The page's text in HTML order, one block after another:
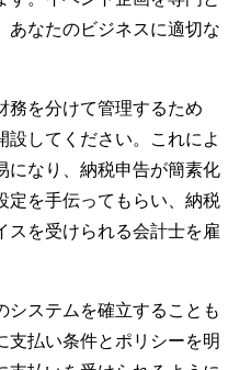
あなたのビジネスに適切な
務を分けて管理するため
設してください。これによ
になり、納税申告が簡素化
定を手伝ってもらい、納税
スを受けられる会計士を雇
システムを確立することも
支払い条件とポリシーを明